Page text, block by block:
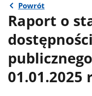
Powrót
Raport o
01.01.2025